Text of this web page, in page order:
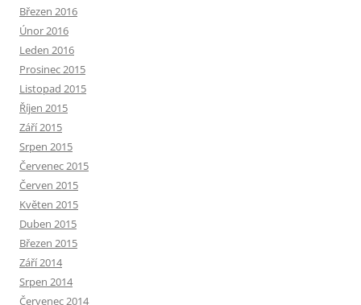
Březen 2016
Únor 2016
Leden 2016
Prosinec 2015
Listopad 2015
Říjen 2015
Září 2015
Srpen 2015
Červenec 2015
Červen 2015
Květen 2015
Duben 2015
Březen 2015
Září 2014
Srpen 2014
Červenec 2014